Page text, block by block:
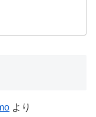
より